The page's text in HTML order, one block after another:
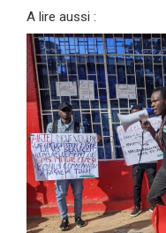
A lire aussi :